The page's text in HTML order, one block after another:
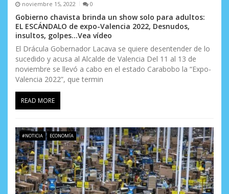
noviembre 15, 2022 0
Gobierno chavista brinda un show solo para adultos:
EL ESCÁNDALO de expo-Valencia 2022, Desnudos,
insultos, golpes…Vea vídeo
El Drácula Gobernador Lacava se quiere desentender de lo
sucedido y acusa al Alcalde de Valencia Del 11 al 13 de
noviembre se llevó a cabo en el estado Carabobo la “Expo-
Valencia 2022”, que termin
READ MORE
#NOTICIA ECONOMÍA